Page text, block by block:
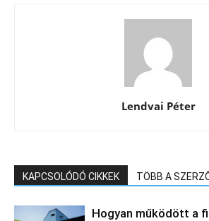
Lendvai Péter
KAPCSOLÓDÓ CIKKEK TÖBB A
Hogyan működött a